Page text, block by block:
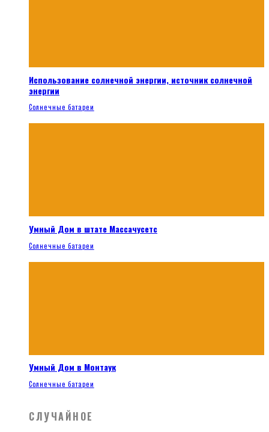
Использование солнечной энергии, источник солнечной
энергии
Солнечные батареи
Умный Дом в штате Массачусетс
Солнечные батареи
Умный Дом в Монтаук
Солнечные батареи
СЛУЧАЙНОЕ